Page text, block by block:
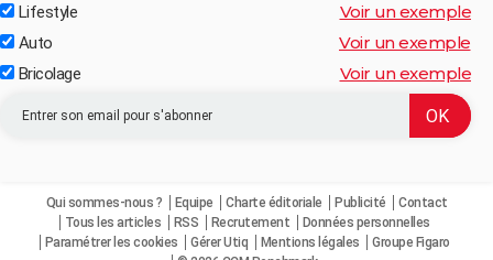
Lifestyle Voir un exemple
Auto Voir un exemple
Bricolage Voir un exemple
Qui sommes-nous ? Equipe Charte éditoriale Publicité
Contact
Tous les articles
RSS Recrutement
Données personnelles
Paramétrer les cookies
Gérer Utiq Mentions légales
Groupe Figaro